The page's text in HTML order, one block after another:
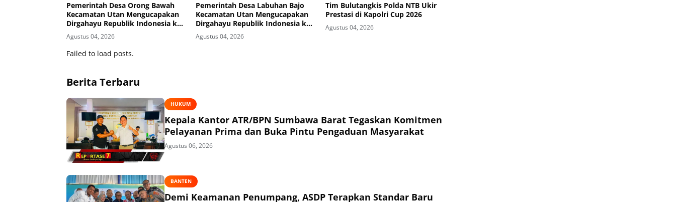
Pemerintah Desa Orong Bawah
Kecamatan Utan Mengucapakan
Dirgahayu Republik Indonesia ke-
81
Agustus 04, 2026
Pemerintah Desa Labuhan Bajo
Kecamatan Utan Mengucapakan
Dirgahayu Republik Indonesia ke-
81
Agustus 04, 2026
Tim Bulutangkis Polda NTB Ukir
Prestasi di Kapolri Cup 2026
Agustus 04, 2026
Failed to load posts.
Berita Terbaru
HUKUM
Kepala Kantor ATR/BPN Sumbawa Barat Tegaskan Komitmen
Pelayanan Prima dan Buka Pintu Pengaduan Masyarakat
Agustus 06, 2026
BANTEN
Demi Keamanan Penumpang, ASDP Terapkan Standar Baru